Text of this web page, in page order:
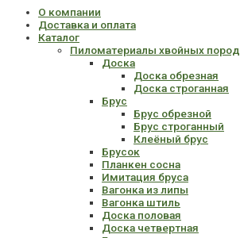
О компании
Доставка и оплата
Каталог
Пиломатериалы хвойных пород
Доска
Доска обрезная
Доска строганная
Брус
Брус обрезной
Брус строганный
Клеёный брус
Брусок
Планкен сосна
Имитация бруса
Вагонка из липы
Вагонка штиль
Доска половая
Доска четвертная